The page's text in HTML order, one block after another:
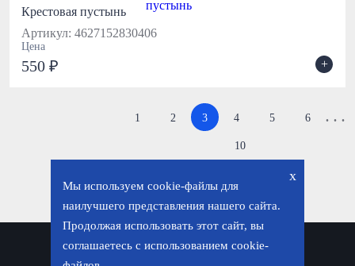
Крестовая пустынь
Артикул: 4627152830406
Цена
550 ₽ +
1 2 3 4 5 6 . . .
10
x
Мы используем cookie-файлы для
наилучшего представления нашего сайта.
Продолжая использовать этот сайт, вы
соглашаетесь с использованием cookie-